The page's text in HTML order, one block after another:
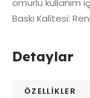
ömürlü kullanım
Baskı Kalitesi:
Detaylar
ÖZELLİKLER